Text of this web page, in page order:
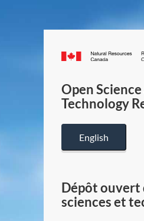
Open Science
Technology
English
Dépôt ouvert
sciences et